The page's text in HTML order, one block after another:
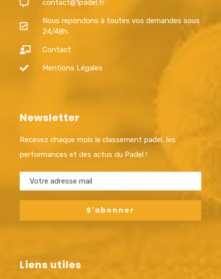
contact@1padel.fr
Nous repondons à toutes vos demandes sous
24/48h.
Contact
Mentions Légales
Newsletter
Recevez chaque mois le classement padel, les
performances et des actus du Padel !
Liens utiles